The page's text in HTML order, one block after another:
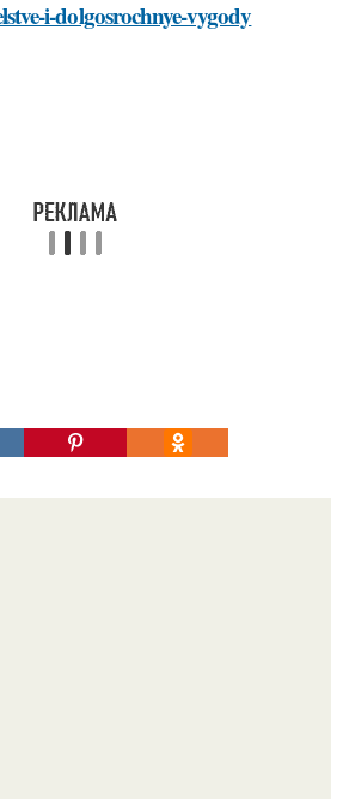
i-dolgosrochnye-vygody